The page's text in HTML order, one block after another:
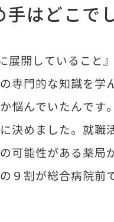
はどこで
展開していること』
専門的な知識を
悩んでいたんで
決めました。就職
可能性がある薬局
９割が総合病院